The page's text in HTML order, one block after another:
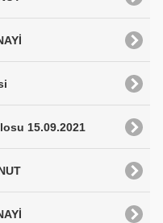
15.09.2021